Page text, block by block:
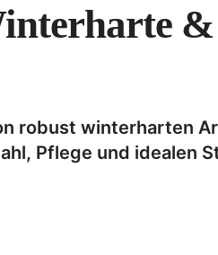
&
robust winterharten
Pflege und idealen